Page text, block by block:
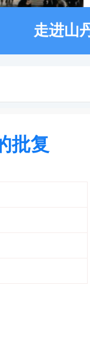
走进山
批复